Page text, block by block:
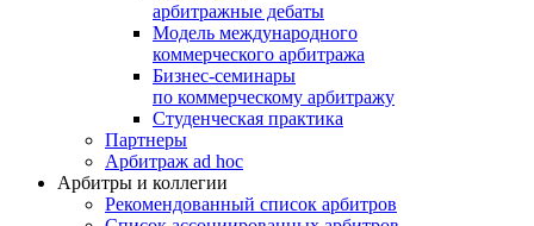
арбитражные дебаты
Модель международного
коммерческого арбитража
Бизнес-семинары
по коммерческому арбитражу
Студенческая практика
Партнеры
Арбитраж ad hoc
Арбитры и коллегии
Рекомендованный список арбитров